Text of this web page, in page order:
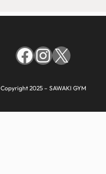
Facebook
Instagram
X
Copyright 2025 – SAWAKI GYM